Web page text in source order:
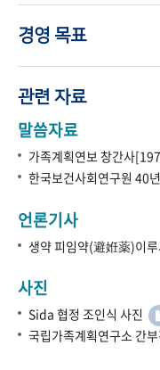
경영 목표
관련 자료
말씀자료
가족계획연보 창간사
한국보건사회연구원 40
언론기사
생약 피임약(避姙薬)이
사진
Sida 협정 조인식 사진
국립가족계획연구소 간